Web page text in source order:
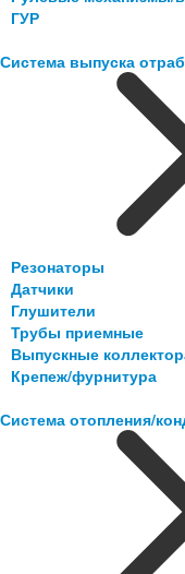
ГУР
Система выпуска
Резонаторы
Датчики
Глушители
Трубы приемные
Выпускные
Крепеж/фурнитура
Система отопления/